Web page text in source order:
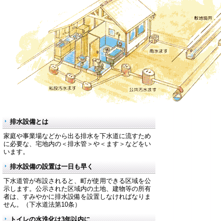
排水設備とは
家庭や事業場などから出る排水を下水道に流すため
に必要な、宅地内の＜排水管＞や＜ます＞などをい
います。
排水設備の設置は一日も早く
下水道管が布設されると、町が使用できる区域を公
示します。公示された区域内の土地、建物等の所有
者は、すみやかに排水設備を設置しなければなりま
せん。（下水道法第10条）
トイレの水洗化は3年以内に